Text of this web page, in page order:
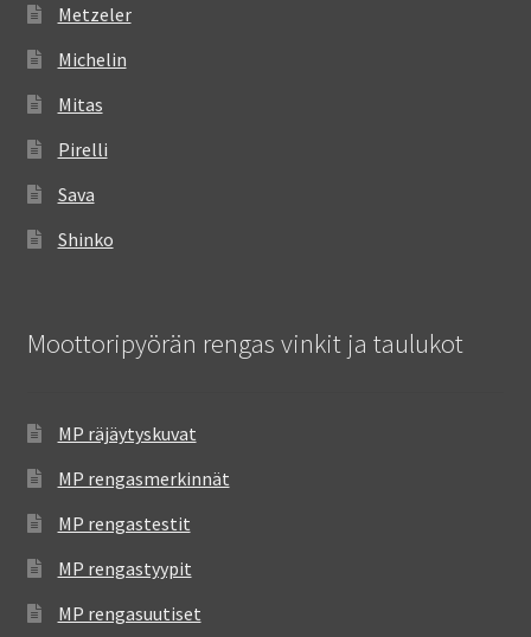
Metzeler
Michelin
Mitas
Pirelli
Sava
Shinko
Moottoripyörän rengas vinkit ja taulukot
MP räjäytyskuvat
MP rengasmerkinnät
MP rengastestit
MP rengastyypit
MP rengasuutiset